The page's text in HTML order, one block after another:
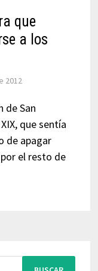
que
a los
2012
de San
que sentía
de apagar
el resto de